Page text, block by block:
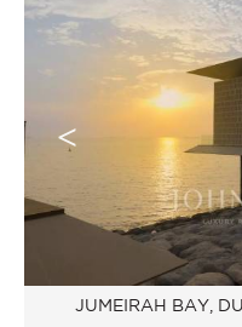
JUMEIRAH BAY,